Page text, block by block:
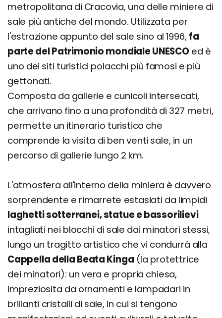
metropolitana di Cracovia, una delle miniere di
sale più antiche del mondo. Utilizzata per
l'estrazione appunto del sale sino al 1996, fa
parte del Patrimonio mondiale UNESCOed è
uno dei siti turistici polacchi più famosi e più
gettonati.
Composta da gallerie e cunicoli intersecati,
che arrivano fino a una profondità di 327 metri,
permette un itinerario turistico che
comprende la visita di ben venti sale, in un
percorso di gallerie lungo 2 km.
L'atmosfera all'interno della miniera è davvero
sorprendente e rimarrete estasiati da limpidi
laghetti sotterranei, statue e bassorilievi
intagliati nei blocchi di sale dai minatori stessi,
lungo un tragitto artistico che vi condurrà alla
Cappella della Beata Kinga (la protettrice
dei minatori): un vera e propria chiesa,
impreziosita da ornamenti e lampadari in
brillanti cristalli di sale, in cui si tengono